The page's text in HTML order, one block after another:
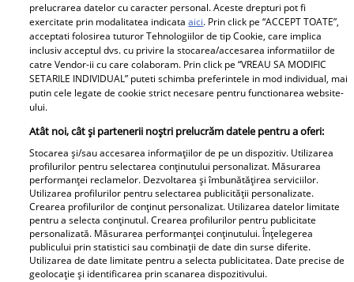
Izvorani. Ce nu s-a văzut
niciodată la TV: ”Eu am
cunoscut o altă latură a
relației lor. În casă era o
atmosferă..."
Doamnă a României la
întâlnirea cu președinta
Indiei la București.
Niciodată nu a fost atât
de îndrăzneață!
Adrian Rus „Sinner” a
murit. Ultimul mesaj al
fostei iubite după
tragedia de la Brno
frânge inimi
Cine este eroul Mihail
Soare, salvatorul lui
Alexandru, micuțul de 5
ani dispărut 3 zile în
pădure. Ce spune
despre copiii lui
Viva.ro
prelucrarea datelor cu caracter personal. Aceste drepturi pot fi
exercitate prin modalitatea indicataaici. Prin click pe “ACCEPT TOATE”,
acceptati folosirea tuturor Tehnologiilor de tip Cookie, care implica
inclusiv acceptul dvs. cu privire la stocarea/accesarea informatiilor de
catre Vendor-ii cu care colaboram. Prin click pe “VREAU SA MODIFIC
SETARILE INDIVIDUAL” puteti schimba preferintele in mod individual, mai
putin cele legate de cookie strict necesare pentru functionarea website-
ului.
Atât noi, cât și partenerii noștri prelucrăm datele pentru a oferi:
Stocarea și/sau accesarea informațiilor de pe un dispozitiv. Utilizarea
profilurilor pentru selectarea conținutului personalizat. Măsurarea
performanței reclamelor. Dezvoltarea și îmbunătățirea serviciilor.
Utilizarea profilurilor pentru selectarea publicității personalizate.
Crearea profilurilor de conținut personalizat. Utilizarea datelor limitate
pentru a selecta conținutul. Crearea profilurilor pentru publicitate
personalizată. Măsurarea performanței conținutului. Înțelegerea
publicului prin statistici sau combinații de date din surse diferite.
Utilizarea de date limitate pentru a selecta publicitatea. Date precise de
geolocație și identificarea prin scanarea dispozitivului.